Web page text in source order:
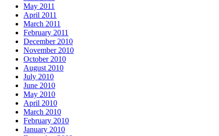
May 2011
April 2011
March 2011
February 2011
December 2010
November 2010
October 2010
August 2010
July 2010
June 2010
May 2010
April 2010
March 2010
February 2010
January 2010